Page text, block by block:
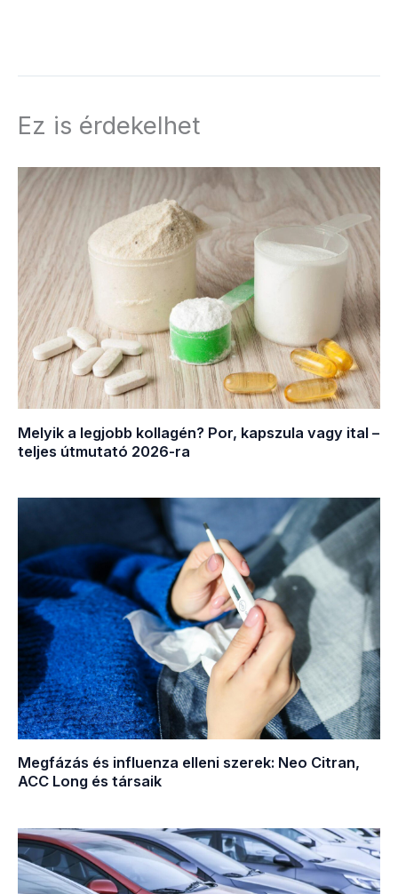
Ez is érdekelhet
Melyik a legjobb kollagén? Por, kapszula vagy ital –
teljes útmutató 2026-ra
Megfázás és influenza elleni szerek: Neo Citran,
ACC Long és társaik